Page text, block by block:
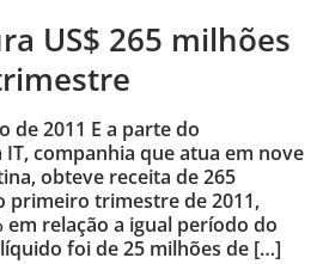
US$ 265 milhões
de 2011 E a parte do
companhia que atua em nove
obteve receita de 265
primeiro trimestre de 2011,
em relação a igual período do
foi de 25 milhões de […]